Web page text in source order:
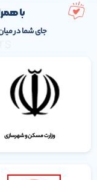
با
جای شما در
وزارت مسکن و شهرسازی